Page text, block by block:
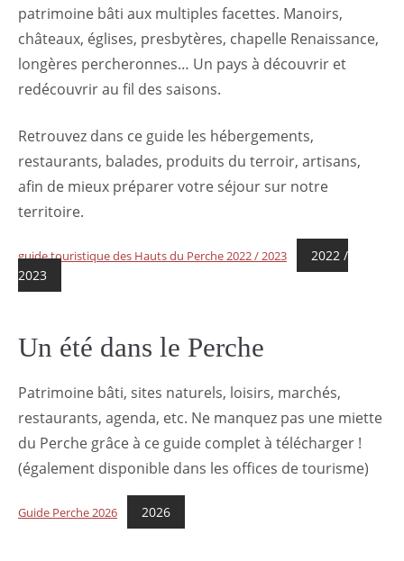
patrimoine bâti aux multiples facettes. Manoirs,
châteaux, églises, presbytères, chapelle Renaissance,
longères percheronnes… Un pays à découvrir et
redécouvrir au fil des saisons.
Retrouvez dans ce guide les hébergements,
restaurants, balades, produits du terroir, artisans,
afin de mieux préparer votre séjour sur notre
territoire.
guide touristique des Hauts du Perche 2022 / 2023
2022 /
2023
Un été dans le Perche
Patrimoine bâti, sites naturels, loisirs, marchés,
restaurants, agenda, etc. Ne manquez pas une miette
du Perche grâce à ce guide complet à télécharger !
(également disponible dans les offices de tourisme)
Guide Perche 2026 2026